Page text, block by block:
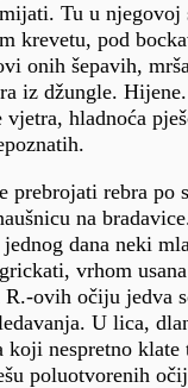
Tu u njegovoj
krevetu, pod
onih šepavih,
iz džungle.
vjetra, hladnoća
prebrojati rebra po
na
dana neki
vrhom
R.-ovih očiju jedva
U lica,
koji nespretno
poluotvorenih